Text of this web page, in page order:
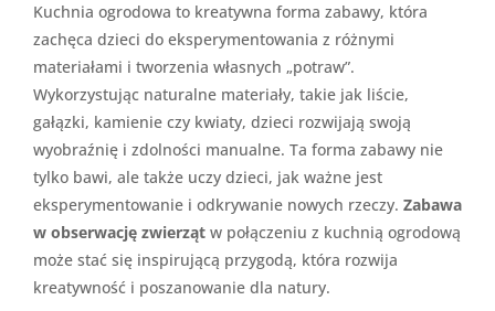
Kuchnia ogrodowa to kreatywna forma zabawy, która
zachęca dzieci do eksperymentowania z różnymi
materiałami i tworzenia własnych „potraw”.
Wykorzystując naturalne materiały, takie jak liście,
gałązki, kamienie czy kwiaty, dzieci rozwijają swoją
wyobraźnię i zdolności manualne. Ta forma zabawy nie
tylko bawi, ale także uczy dzieci, jak ważne jest
eksperymentowanie i odkrywanie nowych rzeczy. Zabawa
w obserwację zwierząt w połączeniu z kuchnią ogrodową
może stać się inspirującą przygodą, która rozwija
kreatywność i poszanowanie dla natury.